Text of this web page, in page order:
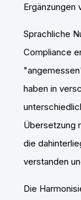
Ergänzungen
Sprachliche
Compliance
haben in
Übersetzung
die
verstanden
Die